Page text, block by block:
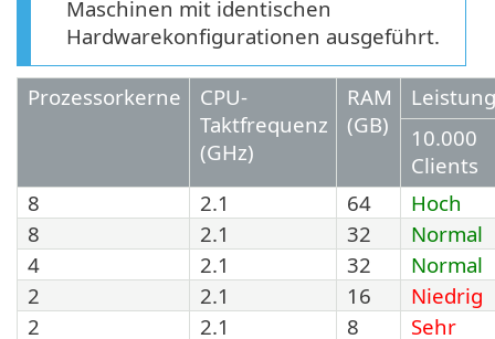
Maschinen mit identischen
Hardwarekonfigurationen ausgeführt.
Prozessorkerne
CPU-
Taktfrequenz
(GHz)
RAM
(GB)
Leistung
10.000
Clients
8
2.1 64
Hoch
8
2.1 32
Normal
4
2.1 32
Normal
2
2.1 16
Niedrig
2
2.1 8 Sehr